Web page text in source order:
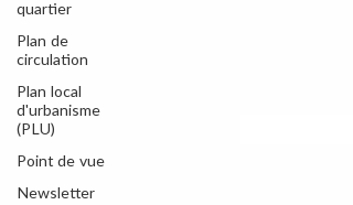
quartier
Plan de
circulation
Plan local
d'urbanisme
(PLU)
Point de vue
Newsletter